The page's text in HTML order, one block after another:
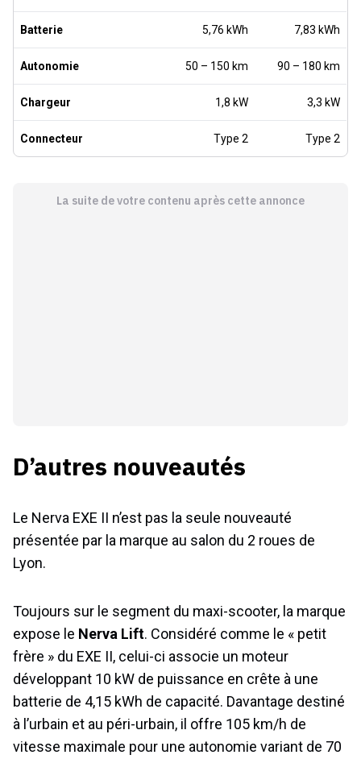
Batterie 5,76 kWh 7,83 kWh
Autonomie 50 – 150 km 90 – 180 km
Chargeur 1,8 kW 3,3 kW
Connecteur Type 2 Type 2
La suite de votre contenu après cette annonce
D’autres nouveautés
Le Nerva EXE II n’est pas la seule nouveauté
présentée par la marque au salon du 2 roues de
Lyon.
Toujours sur le segment du maxi-scooter, la marque
expose le Nerva Lift. Considéré comme le « petit
frère » du EXE II, celui-ci associe un moteur
développant 10 kW de puissance en crête à une
batterie de 4,15 kWh de capacité. Davantage destiné
à l’urbain et au péri-urbain, il offre 105 km/h de
vitesse maximale pour une autonomie variant de 70